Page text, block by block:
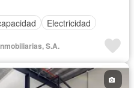
Electricidad
S.A.